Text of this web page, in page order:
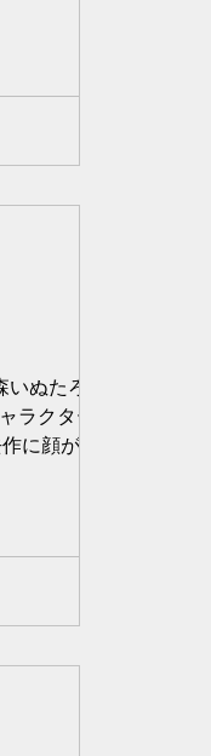
ぬたろで
ラクターのデ
に顔がでて